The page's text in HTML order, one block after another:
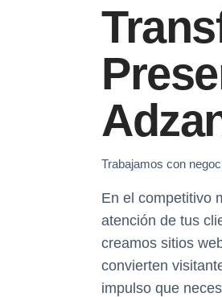
Trabajamos con
En el competitivo
atención de tus
creamos sitios
convierten
impulso que